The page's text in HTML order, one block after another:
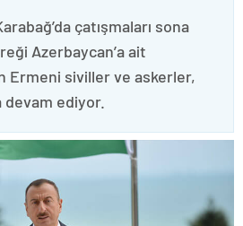
çatışmaları sona
Azerbaycan’a ait
Ermeni siviller ve askerler,
devam ediyor.